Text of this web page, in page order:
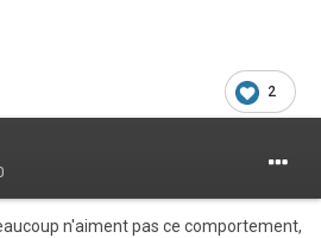
2
n'aiment pas ce comportement,